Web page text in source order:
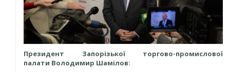
Президент Запорізької торгово-промислової
палати Володимир Шамілов: